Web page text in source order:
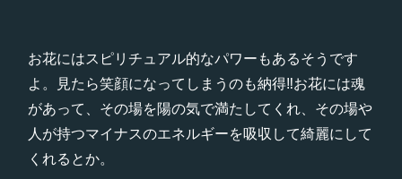
お花にはスピリチュアル的なパワーもあるそうです
よ。見たら笑顔になってしまうのも納得‼️お花には魂
があって、その場を陽の気で満たしてくれ、その場や
人が持つマイナスのエネルギーを吸収して綺麗にして
くれるとか。